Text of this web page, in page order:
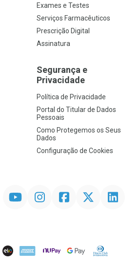
Exames e Testes
Serviços Farmacêuticos
Prescrição Digital
Assinatura
Segurança e
Privacidade
Política de Privacidade
Portal do Titular de Dados
Pessoais
Como Protegemos os Seus
Dados
Configuração de Cookies
InstagramFacebookTwitter Linkedin
ELO AMEX NuPay Google PayDiners Club